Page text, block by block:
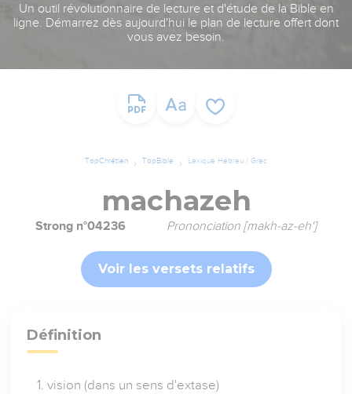
Un outil révolutionnaire de lecture et d'étude de la Bible en
ligne. Démarrez dès aujourd'hui le plan de lecture offert dont
vous avez besoin.
TopChrétien TopBible Lexique Hébreu / Grec
machazeh
Strong n°04236 Prononciation [makh-az-eh']
Voir les versets relatifs
Définition
vision (dans un sens d'extase)